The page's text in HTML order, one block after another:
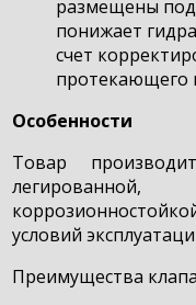
размещены под
понижает
счет
протекающего
Особенности
Товар
условий
Преимущества